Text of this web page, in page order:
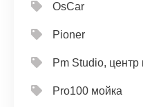
OsCar
Pioner
Pm Studio, центр
Pro100 мойка